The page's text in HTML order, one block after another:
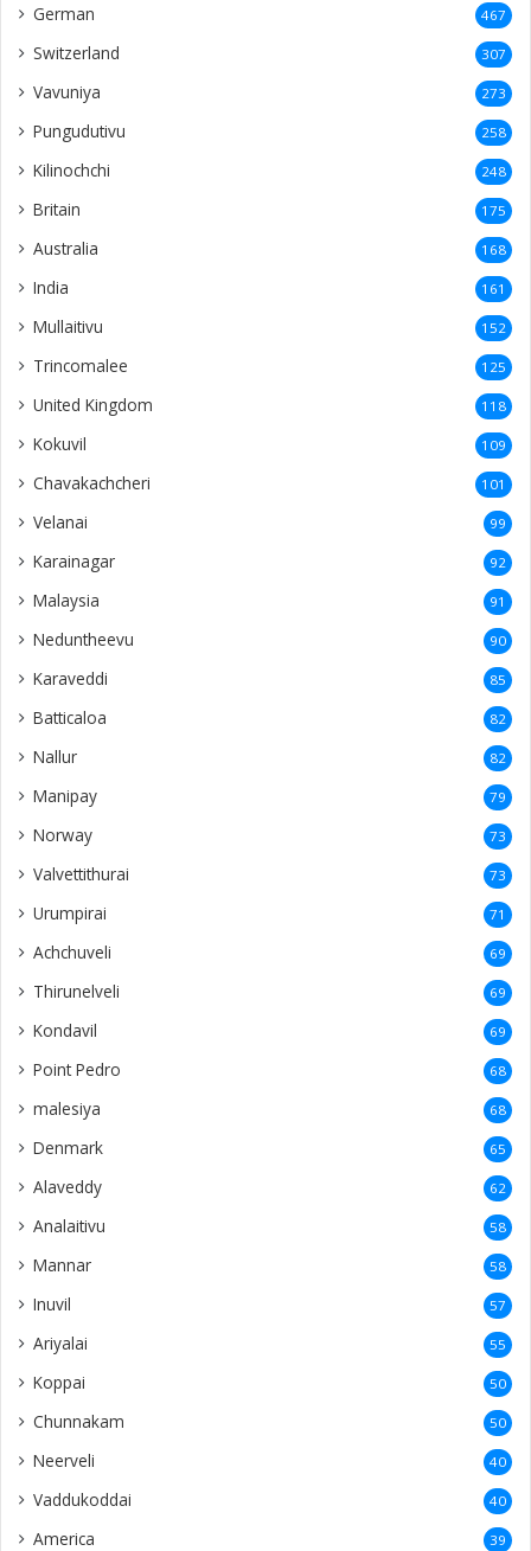
German 467
Switzerland 307
Vavuniya 273
Pungudutivu 258
Kilinochchi 248
Britain 175
Australia 168
India 161
Mullaitivu 152
Trincomalee 125
United Kingdom 118
Kokuvil 109
Chavakachcheri 101
Velanai 99
Karainagar 92
Malaysia 91
Neduntheevu 90
Karaveddi 85
Batticaloa 82
Nallur 82
Manipay 79
Norway 73
Valvettithurai 73
Urumpirai 71
Achchuveli 69
Thirunelveli 69
Kondavil 69
Point Pedro 68
malesiya 68
Denmark 65
Alaveddy 62
Analaitivu 58
Mannar 58
Inuvil 57
Ariyalai 55
Koppai 50
Chunnakam 50
Neerveli 40
Vaddukoddai 40
America 39